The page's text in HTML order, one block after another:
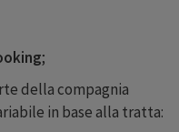
;
della compagnia
in base alla tratta: